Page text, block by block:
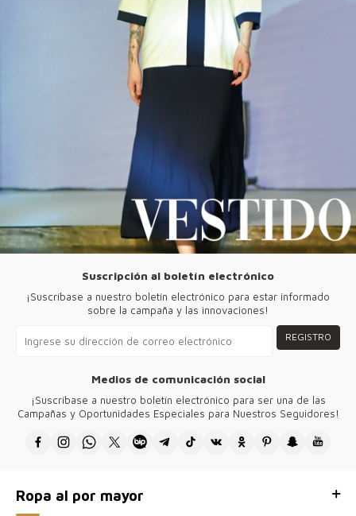
Suscripción al boletín electrónico
¡Suscríbase a nuestro boletín electrónico para estar informado
sobre la campaña y las innovaciones!
REGISTRO
Medios de comunicación social
¡Suscríbase a nuestro boletín electrónico para ser una de las
Campañas y Oportunidades Especiales para Nuestros Seguidores!
Ropa al por mayor